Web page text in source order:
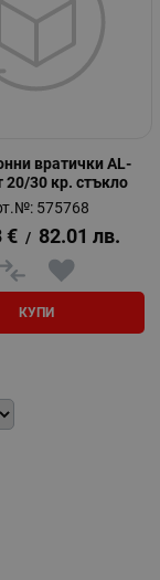
вратички АL-
20/30 кр. стъкло
575768
€ / 82.01 лв.
КУПИ